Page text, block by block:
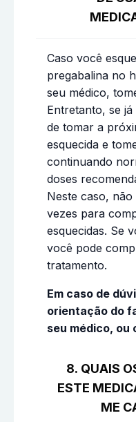
Caso você
pregabalina no
seu médico,
Entretanto, se
de tomar a
esquecida e
continuando
doses
Neste caso,
vezes para
esquecidas. Se
você pode
tratamento.
Em caso de
orientação do
seu médico,
8. QUAIS
ESTE
ME